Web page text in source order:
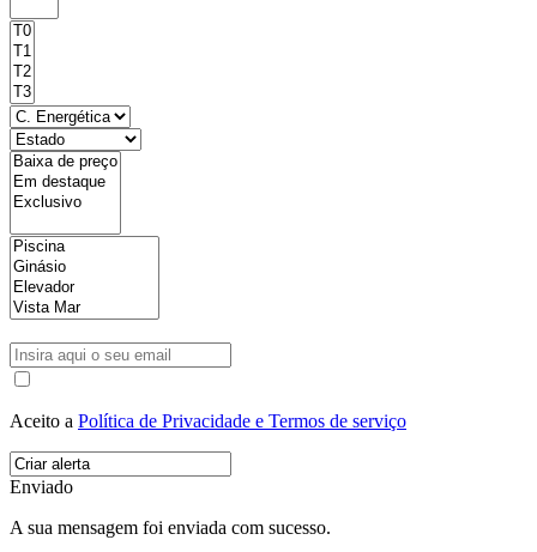
Aceito a Política de Privacidade e Termos de serviço
Enviado
A sua mensagem foi enviada com sucesso.